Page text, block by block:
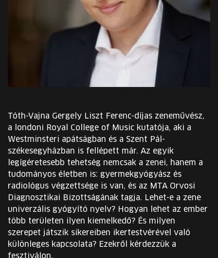
INGYENES DIÁK- ÉS TANÁRREGISZTRÁCIÓ
EN
Change
language:
EN
Tóth-Vajna Gergely Liszt Ferenc-díjas zeneművész,
a londoni Royal College of Music kutatója, aki a
Westminsteri apátságban és a Szent Pál-
székesegyházban is fellépett már. Az egyik
legígéretesebb tehetség nemcsak a zenei, hanem a
tudományos életben is: gyermekgyógyász és
radiológus végzettsége is van, és az MTA Orvosi
Diagnosztikai Bizottságának tagja. Lehet-e a zene
univerzális gyógyító nyelv? Hogyan lehet az ember
több területen ilyen kiemelkedő? És milyen
szerepet játszik sikereiben ikertestvérével való
különleges kapcsolata? Ezekről kérdezzük a
fesztiválon.